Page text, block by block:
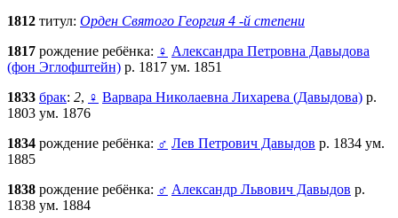
1812 титул: Орден Святого Георгия 4 -й степени
1817 рождение ребёнка: ♀ Александра Петровна Давыдова
(фон Эглофштейн) р. 1817 ум. 1851
1833 брак: 2, ♀ Варвара Николаевна Лихарева (Давыдова) р.
1803 ум. 1876
1834 рождение ребёнка: ♂ Лев Петрович Давыдов р. 1834 ум.
1885
1838 рождение ребёнка: ♂ Александр Львович Давыдов р.
1838 ум. 1884